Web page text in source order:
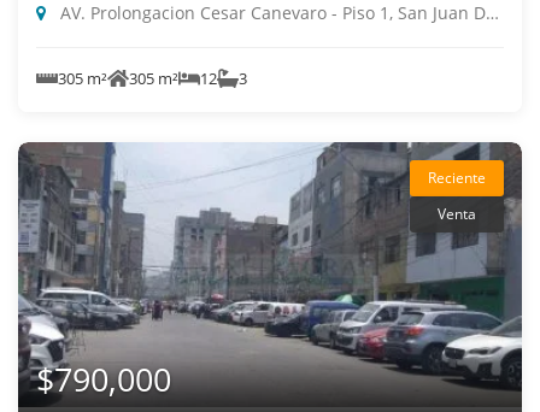
AV. Prolongacion Cesar Canevaro - Piso 1, San Juan De Miraflores
305 m² 305 m² 12 3
Reciente
Venta
$790,000